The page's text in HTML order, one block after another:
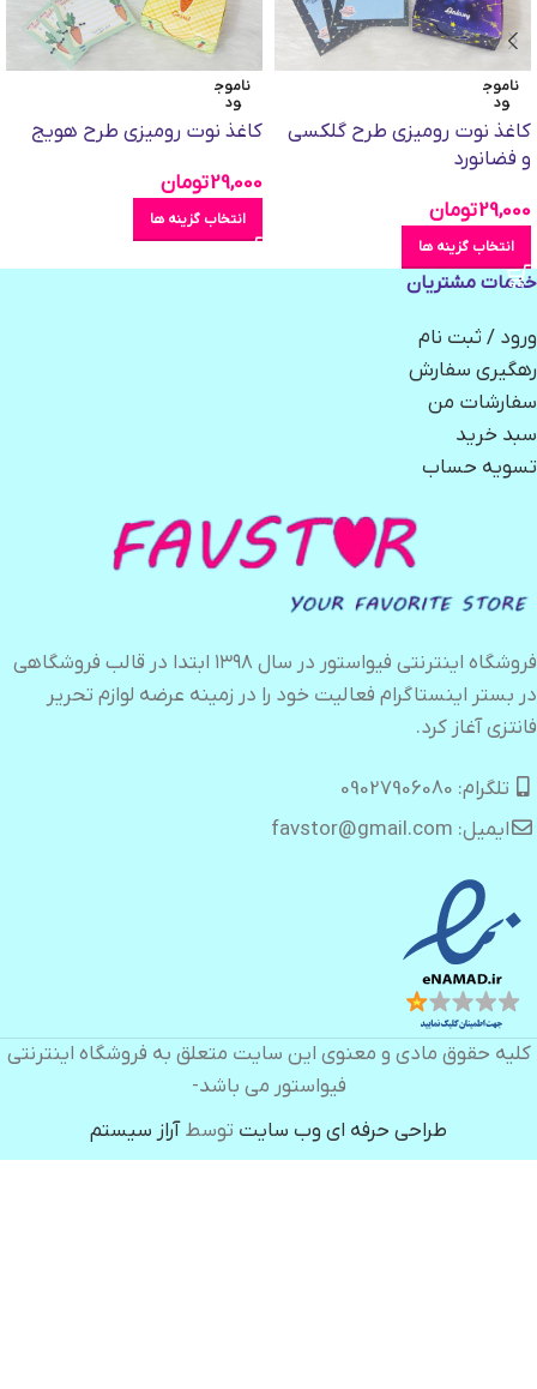
ناموج
ود
کاغذ نوت رومیزی طرح گلکسی
و فضانورد
29,000تومان
انتخاب گزینه ها
ناموج
ود
کاغذ نوت رومیزی طرح هویج
29,000تومان
انتخاب گزینه ها
خدمات مشتریان
ورود / ثبت نام
رهگیری سفارش
سفارشات من
سبد خرید
تسویه حساب
فروشگاه اینترنتی فیواستور در سال ۱۳۹۸ ابتدا در قالب فروشگاهی
در بستر اینستاگرام فعالیت خود را در زمینه عرضه لوازم تحریر
فانتزی آغاز کرد.
تلگرام: 09027906080
ایمیل: favstor@gmail.com
کلیه حقوق مادی و معنوی این سایت متعلق به فروشگاه اینترنتی
فیواستور می باشد-
طراحی حرفه ای وب سایت توسطآراز سیستم